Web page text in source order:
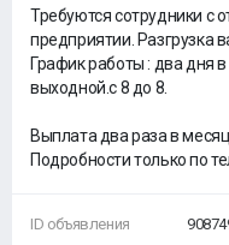
Требуются сотрудники с
предприятии. Разгрузка
График работы : два дня
выходной.с 8 до 8.
Выплата два раза в
Подробности только по
ID объявления